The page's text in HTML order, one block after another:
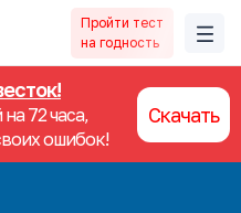
Пройти тест
на годность
72 часа,
ошибок!
Скачать